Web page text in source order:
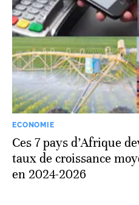
ECONOMIE
Ces 7 pays d’Afrique
taux de croissance
en 2024-2026